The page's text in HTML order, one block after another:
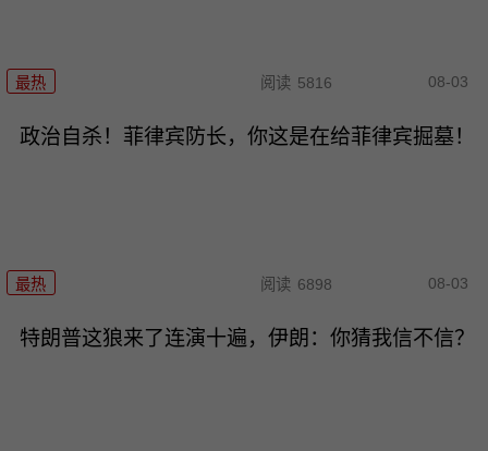
最热 阅读 5816 08-03
政治自杀！菲律宾防长，你这是在给菲律宾掘墓！
最热 阅读 6898 08-03
特朗普这狼来了连演十遍，伊朗：你猜我信不信？